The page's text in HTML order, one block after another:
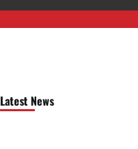
Latest News